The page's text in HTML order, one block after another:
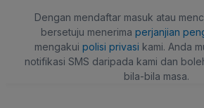
Dengan mendaftar masuk atau
bersetuju menerima perjanjian
mengakui polisi privasi kami. Anda
notifikasi SMS daripada kami dan
bila-bila masa.